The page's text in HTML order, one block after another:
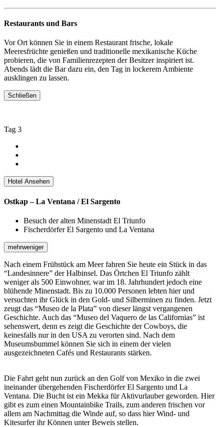
Restaurants und Bars
Vor Ort können Sie in einem Restaurant frische, lokale
Meeresfrüchte genießen und traditionelle mexikanische Küche
probieren, die von Familienrezepten der Besitzer inspiriert ist.
Abends lädt die Bar dazu ein, den Tag in lockerem Ambiente
ausklingen zu lassen.
Schließen
Tag 3
Hotel Ansehen
Ostkap – La Ventana / El Sargento
Besuch der alten Minenstadt El Triunfo
Fischerdörfer El Sargento und La Ventana
mehrweniger
Nach einem Frühstück am Meer fahren Sie heute ein Stück in das
“Landesinnere” der Halbinsel. Das Örtchen El Triunfo zählt
weniger als 500 Einwohner, war im 18. Jahrhundert jedoch eine
blühende Minenstadt. Bis zu 10.000 Personen lebten hier und
versuchten ihr Glück in den Gold- und Silberminen zu finden. Jetzt
zeugt das “Museo de la Plata” von dieser längst vergangenen
Geschichte. Auch das “Museo del Vaquero de las Californias” ist
sehenswert, denn es zeigt die Geschichte der Cowboys, die
keinesfalls nur in den USA zu verorten sind. Nach dem
Museumsbummel können Sie sich in einem der vielen
ausgezeichneten Cafés und Restaurants stärken.
Die Fahrt geht nun zurück an den Golf von Mexiko in die zwei
ineinander übergehenden Fischerdörfer El Sargento und La
Ventana. Die Bucht ist ein Mekka für Aktivurlauber geworden. Hier
gibt es zum einen Mountainbike Trails, zum anderen frischen vor
allem am Nachmittag die Winde auf, so dass hier Wind- und
Kitesurfer ihr Können unter Beweis stellen.